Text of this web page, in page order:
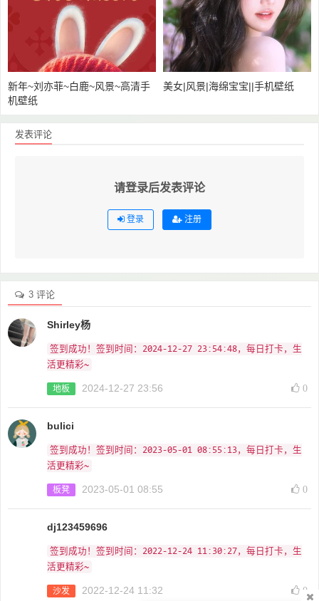
新年~刘亦菲~白鹿~风景~高清手
机壁纸
美女|风景|海绵宝宝||手机壁纸
发表评论
请登录后发表评论
登录 注册
3 评论
Shirley杨
签到成功！签到时间：2024-12-27 23:54:48，每日打卡，生
活更精彩~
地板 2024-12-27 23:56 0
bulici
签到成功！签到时间：2023-05-01 08:55:13，每日打卡，生
活更精彩~
板凳 2023-05-01 08:55 0
dj123459696
签到成功！签到时间：2022-12-24 11:30:27，每日打卡，生
活更精彩~
沙发 2022-12-24 11:32 0